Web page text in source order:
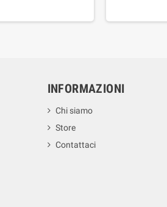
INFORMAZIONI
Chi siamo
Store
Contattaci